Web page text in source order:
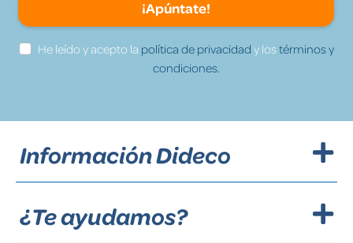
¡Apúntate!
He leído y acepto la política de privacidad y lostérminos y
condiciones.
Información Dideco
¿Te ayudamos?